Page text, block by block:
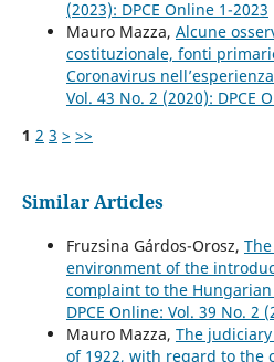
(2023): DPCE Online 1-2023
Mauro Mazza, Alcune
costituzionale, fonti
Coronavirus
Vol. 43 No. 2 (2020): DPCE
1 2 3 > >>
Similar Articles
Fruzsina Gárdos-Orosz,
environment of the
complaint to the
DPCE Online: Vol. 39 No. 2
Mauro Mazza, The
of 1922, with regard to the